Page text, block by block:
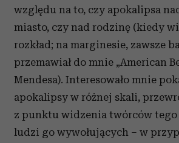
względu na to, czy apokalipsa
miasto, czy nad rodzinę (kiedy
rozkład; na marginesie, zawsze
przemawiał do mnie „American
Mendesa). Interesowało mnie
apokalipsy w różnej skali,
z punktu widzenia twórców tego
ludzi go wywołujących – w